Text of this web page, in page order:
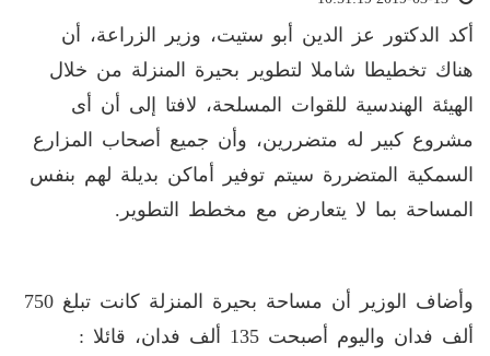
أكد الدكتور عز الدين أبو ستيت، وزير الزراعة، أن
هناك تخطيطا شاملا لتطوير بحيرة المنزلة من خلال
الهيئة الهندسية للقوات المسلحة، لافتا إلى أن أى
مشروع كبير له متضررين، وأن جميع أصحاب المزارع
السمكية المتضررة سيتم توفير أماكن بديلة لهم بنفس
المساحة بما لا يتعارض مع مخطط التطوير.
وأضاف الوزير أن مساحة بحيرة المنزلة كانت تبلغ 750
ألف فدان واليوم أصبحت 135 ألف فدان، قائلا :